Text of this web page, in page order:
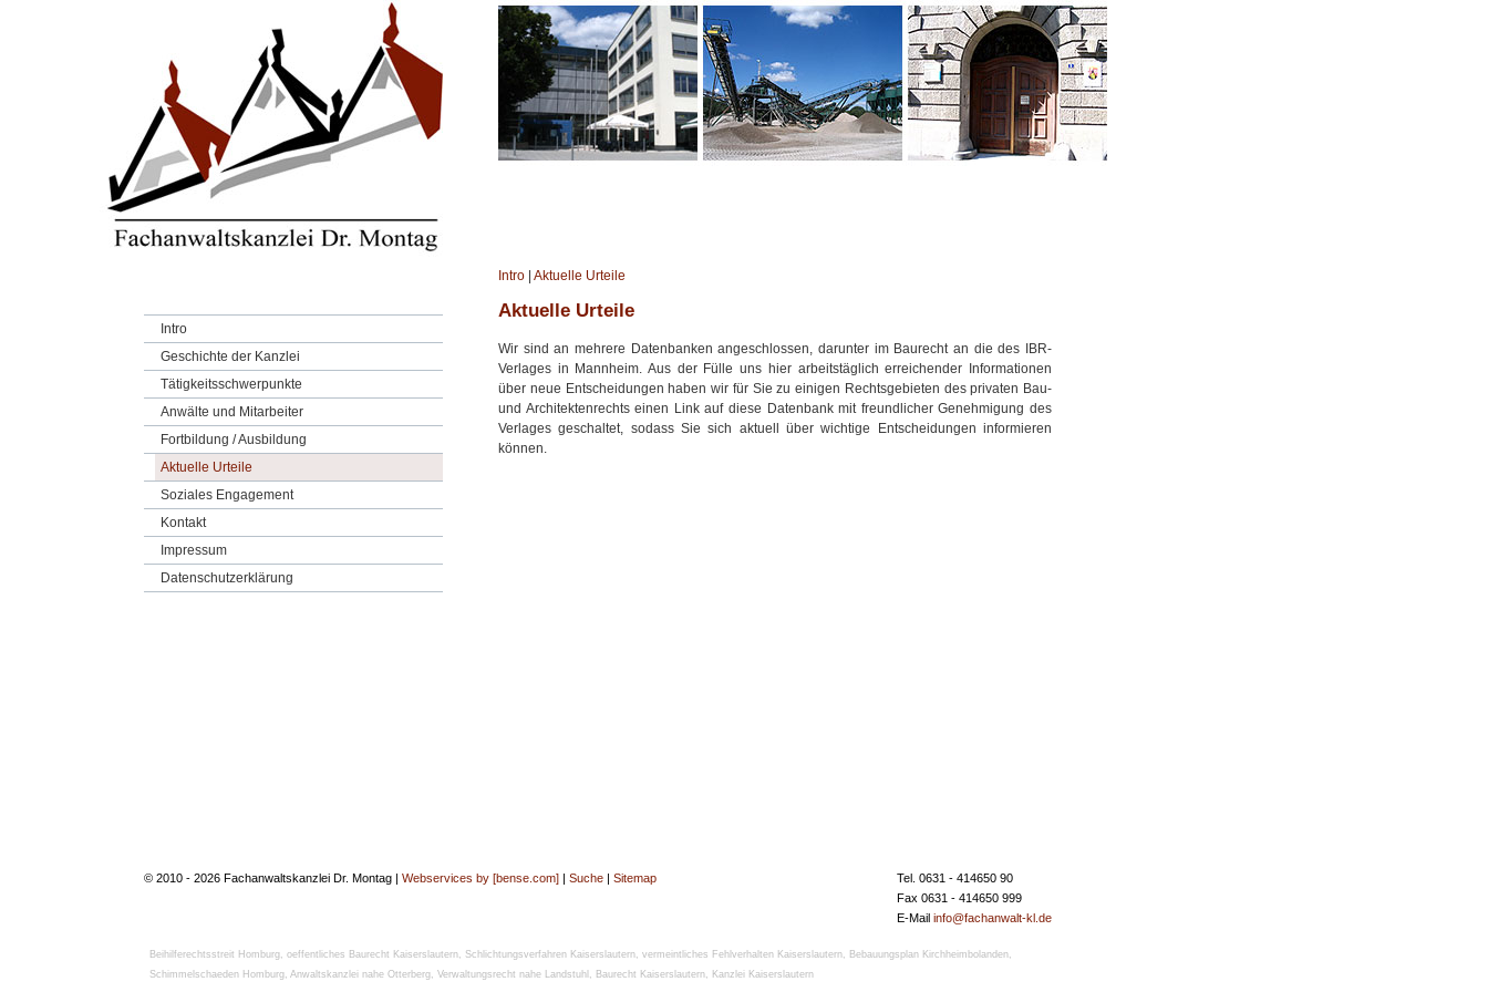
Intro
Geschichte der Kanzlei
Tätigkeitsschwerpunkte
Anwälte und Mitarbeiter
Fortbildung / Ausbildung
Aktuelle Urteile
Soziales Engagement
Kontakt
Impressum
Datenschutzerklärung
Intro Aktuelle Urteile
Aktuelle Urteile
Wir sind an mehrere Datenbanken angeschlossen, darunter im Baurecht an die des IBR-
Verlages in Mannheim. Aus der Fülle uns hier arbeitstäglich erreichender Informationen
über neue Entscheidungen haben wir für Sie zu einigen Rechtsgebieten des privaten Bau-
und Architektenrechts einen Link auf diese Datenbank mit freundlicher Genehmigung des
Verlages geschaltet, sodass Sie sich aktuell über wichtige Entscheidungen informieren
können.
Tel. 0631 - 414650 90
Fax 0631 - 414650 999
E-Mail info@fachanwalt-kl.de
© 2010 - 2026 Fachanwaltskanzlei Dr. Montag | Webservices by [bense.com] | Suche | Sitemap
Beihilferechtsstreit Homburg, oeffentliches Baurecht Kaiserslautern, Schlichtungsverfahren Kaiserslautern, vermeintliches Fehlverhalten Kaiserslautern, Bebauungsplan Kirchheimbolanden,
Schimmelschaeden Homburg, Anwaltskanzlei nahe Otterberg, Verwaltungsrecht nahe Landstuhl , Baurecht Kaiserslautern, Kanzlei Kaiserslautern